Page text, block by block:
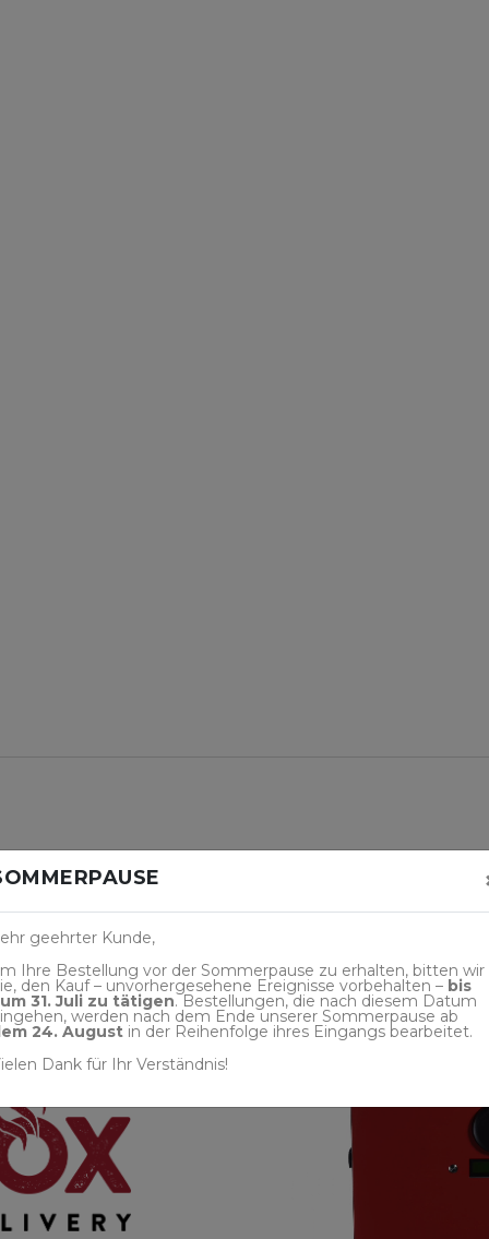
geehrter Kunde,
Ihre Bestellung vor der Sommerpause zu erhalten, bitten wir
den Kauf – unvorhergesehene Ereignisse vorbehalten – bis
31. Juli zu tätigen. Bestellungen, die nach diesem Datum
werden nach dem Ende unserer Sommerpause ab
24. August in der Reihenfolge ihres Eingangs bearbeitet.
Dank für Ihr Verständnis!